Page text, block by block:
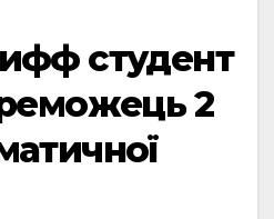
студент
2